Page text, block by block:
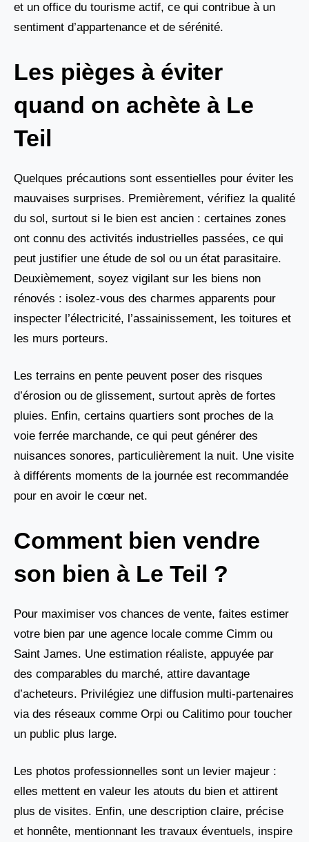
et un office du tourisme actif, ce qui contribue à un
sentiment d’appartenance et de sérénité.
Les pièges à éviter
quand on achète à Le
Teil
Quelques précautions sont essentielles pour éviter les
mauvaises surprises. Premièrement, vérifiez la qualité
du sol, surtout si le bien est ancien : certaines zones
ont connu des activités industrielles passées, ce qui
peut justifier une étude de sol ou un état parasitaire.
Deuxièmement, soyez vigilant sur les biens non
rénovés : isolez-vous des charmes apparents pour
inspecter l’électricité, l’assainissement, les toitures et
les murs porteurs.
Les terrains en pente peuvent poser des risques
d’érosion ou de glissement, surtout après de fortes
pluies. Enfin, certains quartiers sont proches de la
voie ferrée marchande, ce qui peut générer des
nuisances sonores, particulièrement la nuit. Une visite
à différents moments de la journée est recommandée
pour en avoir le cœur net.
Comment bien vendre
son bien à Le Teil ?
Pour maximiser vos chances de vente, faites estimer
votre bien par une agence locale comme Cimm ou
Saint James. Une estimation réaliste, appuyée par
des comparables du marché, attire davantage
d’acheteurs. Privilégiez une diffusion multi-partenaires
via des réseaux comme Orpi ou Calitimo pour toucher
un public plus large.
Les photos professionnelles sont un levier majeur :
elles mettent en valeur les atouts du bien et attirent
plus de visites. Enfin, une description claire, précise
et honnête, mentionnant les travaux éventuels, inspire